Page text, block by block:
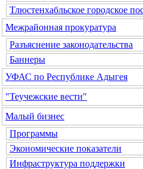
Тлюстенхабльское городское
Межрайонная прокуратура
Разъяснение законодательства
Баннеры
УФАС по Республике Адыгея
"Теучежские вести"
Малый бизнес
Программы
Экономические показатели
Инфраструктура поддержки